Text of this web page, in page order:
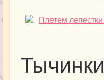
Тычинки